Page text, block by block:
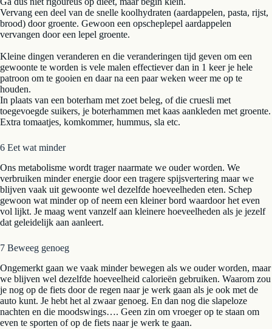
Vervang een deel van de snelle koolhydraten (aardappelen, pasta, rijst,
brood) door groente. Gewoon een opscheplepel aardappelen
vervangen door een lepel groente.
Kleine dingen veranderen en die veranderingen tijd geven om een
gewoonte te worden is vele malen effectiever dan in 1 keer je hele
patroon om te gooien en daar na een paar weken weer me op te
houden.
In plaats van een boterham met zoet beleg, of die cruesli met
toegevoegde suikers, je boterhammen met kaas aankleden met groente.
Extra tomaatjes, komkommer, hummus, sla etc.
6 Eet wat minder
Ons metabolisme wordt trager naarmate we ouder worden. We
verbruiken minder energie door een tragere spijsvertering maar we
blijven vaak uit gewoonte wel dezelfde hoeveelheden eten. Schep
gewoon wat minder op of neem een kleiner bord waardoor het even
vol lijkt. Je maag went vanzelf aan kleinere hoeveelheden als je jezelf
dat geleidelijk aan aanleert.
7 Beweeg genoeg
Ongemerkt gaan we vaak minder bewegen als we ouder worden, maar
we blijven wel dezelfde hoeveelheid calorieën gebruiken. Waarom zou
je nog op de fiets door de regen naar je werk gaan als je ook met de
auto kunt. Je hebt het al zwaar genoeg. En dan nog die slapeloze
nachten en die moodswings…. Geen zin om vroeger op te staan om
even te sporten of op de fiets naar je werk te gaan.